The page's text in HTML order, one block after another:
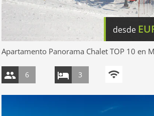
desde
Apartamento Panorama Chalet TOP 10 en
6 3